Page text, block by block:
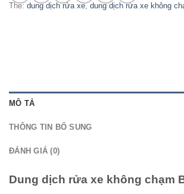
Thẻ: dung dịch rửa xe,dung dịch rửa xe không
MÔ TẢ
THÔNG TIN BỔ SUNG
ĐÁNH GIÁ (0)
Dung dịch rửa xe không chạm